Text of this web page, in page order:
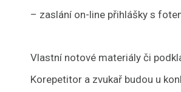
– zaslání on-line přihlášky s
Vlastní notové materiály či
Korepetitor a zvukař budou u